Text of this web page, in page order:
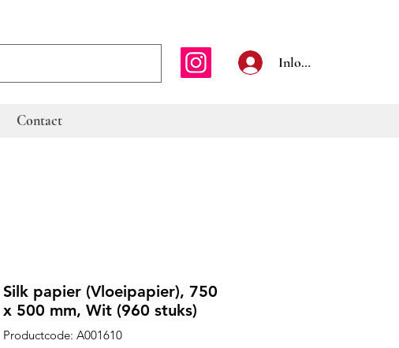
Inloggen
Contact
Silk papier (Vloeipapier), 750
x 500 mm, Wit (960 stuks)
Productcode: A001610